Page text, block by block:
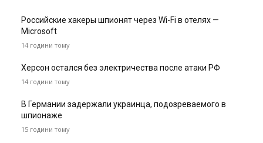
Российские хакеры шпионят через Wi-Fi в отелях —
Microsoft
14 години тому
Херсон остался без электричества после атаки РФ
14 години тому
В Германии задержали украинца, подозреваемого в
шпионаже
15 години тому